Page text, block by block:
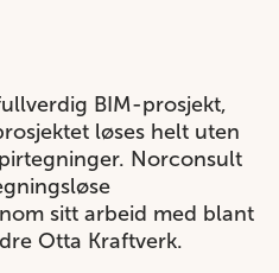
BIM-prosjekt,
løses helt uten
Norconsult
sitt arbeid med blant
Otta Kraftverk.